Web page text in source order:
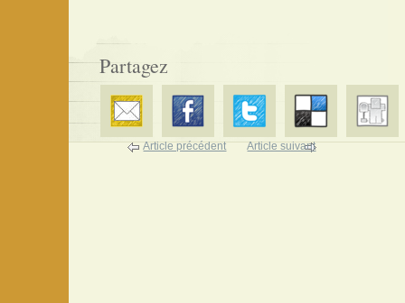
Partagez
Article précédent Article suivant